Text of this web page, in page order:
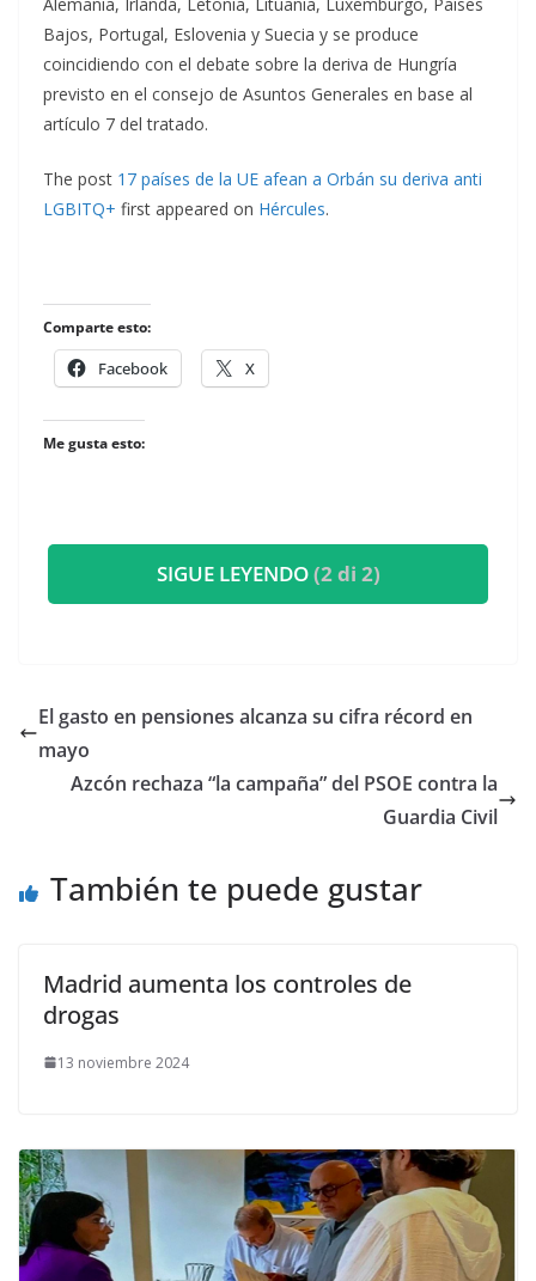
Bajos, Portugal, Eslovenia y Suecia y se produce
coincidiendo con el debate sobre la deriva de Hungría
previsto en el consejo de Asuntos Generales en base al
artículo 7 del tratado.
The post 17 países de la UE afean a Orbán su deriva anti
LGBITQ+ first appeared on Hércules.
Comparte esto:
Facebook X
Me gusta esto:
SIGUE LEYENDO(2 di 2)
El gasto en pensiones alcanza su cifra récord en
mayo
Azcón rechaza “la campaña” del PSOE contra la
Guardia Civil
También te puede gustar
Madrid aumenta los controles de
drogas
13 noviembre 2024